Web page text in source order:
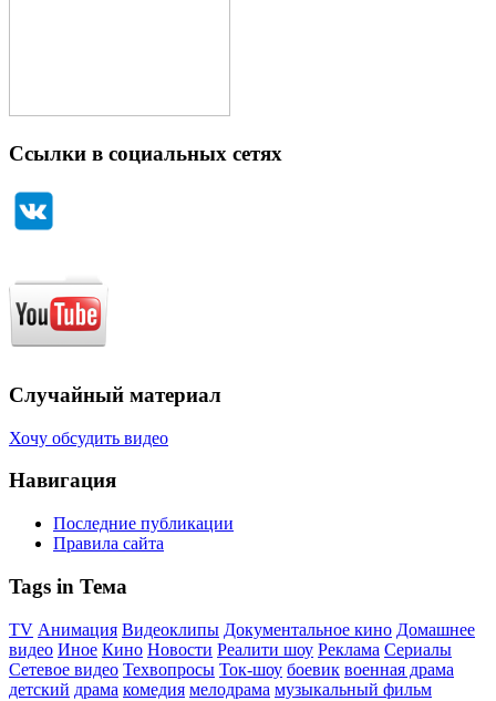
Ссылки в социальных сетях
Случайный материал
Хочу обсудить видео
Навигация
Последние публикации
Правила сайта
Tags in Тема
TV Анимация Видеоклипы Документальное кино Домашнее
видео Иное Кино Новости Реалити шоу Реклама Сериалы
Сетевое видео Техвопросы Ток-шоу боевик военная драма
детский драма комедия мелодрама музыкальный фильм